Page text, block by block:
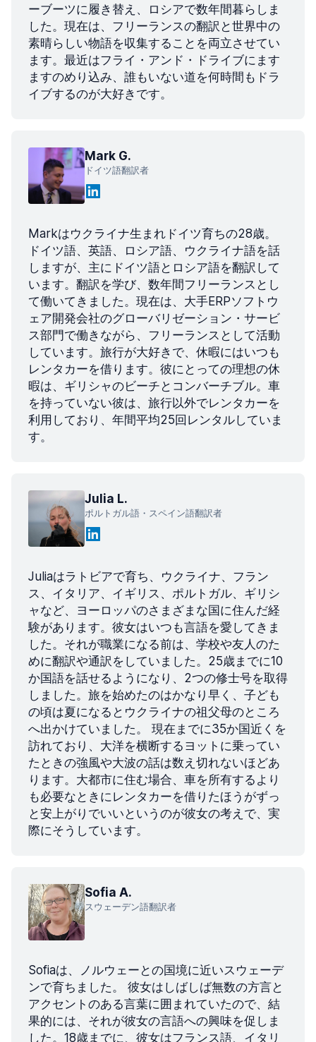
ーブーツに履き替え、ロシアで数年間暮らしま
した。現在は、フリーランスの翻訳と世界中の
素晴らしい物語を収集することを両立させてい
ます。最近はフライ・アンド・ドライブにます
ますのめり込み、誰もいない道を何時間もドラ
イブするのが大好きです。
Mark G.
ドイツ語翻訳者
Markはウクライナ生まれドイツ育ちの28歳。
ドイツ語、英語、ロシア語、ウクライナ語を話
しますが、主にドイツ語とロシア語を翻訳して
います。翻訳を学び、数年間フリーランスとし
て働いてきました。現在は、大手ERPソフトウ
ェア開発会社のグローバリゼーション・サービ
ス部門で働きながら、フリーランスとして活動
しています。旅行が大好きで、休暇にはいつも
レンタカーを借ります。彼にとっての理想の休
暇は、ギリシャのビーチとコンバーチブル。車
を持っていない彼は、旅行以外でレンタカーを
利用しており、年間平均25回レンタルしていま
す。
Julia L.
ポルトガル語・スペイン語翻訳者
Juliaはラトビアで育ち、ウクライナ、フラン
ス、イタリア、イギリス、ポルトガル、ギリシ
ャなど、ヨーロッパのさまざまな国に住んだ経
験があります。彼女はいつも言語を愛してきま
した。それが職業になる前は、学校や友人のた
めに翻訳や通訳をしていました。25歳までに10
か国語を話せるようになり、2つの修士号を取得
しました。旅を始めたのはかなり早く、子ども
の頃は夏になるとウクライナの祖父母のところ
へ出かけていました。 現在までに35か国近くを
訪れており、大洋を横断するヨットに乗ってい
たときの強風や大波の話は数え切れないほどあ
ります。大都市に住む場合、車を所有するより
も必要なときにレンタカーを借りたほうがずっ
と安上がりでいいというのが彼女の考えで、実
際にそうしています。
Sofia A.
スウェーデン語翻訳者
Sofiaは、ノルウェーとの国境に近いスウェーデ
ンで育ちました。 彼女はしばしば無数の方言と
アクセントのある言葉に囲まれていたので、結
果的には、それが彼女の言語への興味を促しま
した。18歳までに、彼女はフランス語、イタリ